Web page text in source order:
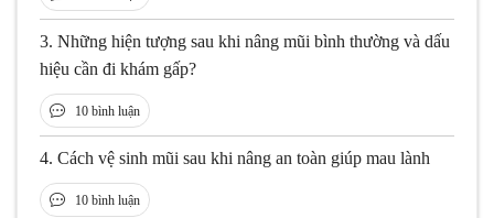
3. Những hiện tượng sau khi nâng mũi bình thường và dấu
hiệu cần đi khám gấp?
10 bình luận
4. Cách vệ sinh mũi sau khi nâng an toàn giúp mau lành
10 bình luận